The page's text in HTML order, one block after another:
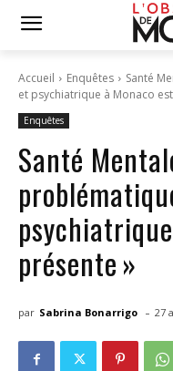
Accueil Enquêtes
Santé
et psychiatrique à Monaco
Enquêtes
Santé
présente »
par Sabrina Bonarrigo - 27